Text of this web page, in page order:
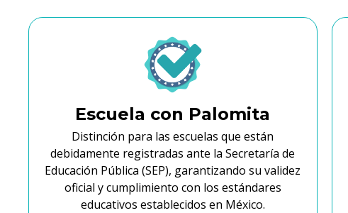
Escuela con Palomita
Distinción para las escuelas que están
debidamente registradas ante la Secretaría de
Educación Pública (SEP), garantizando su validez
oficial y cumplimiento con los estándares
educativos establecidos en México.